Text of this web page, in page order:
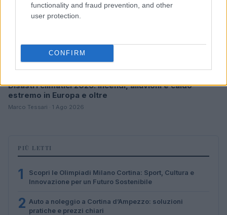
functionality and fraud prevention, and other
user protection.
CONFIRM
Disastri climatici 2026: incendi, alluvioni e caldo
estremo in Europa e oltre
Marco Tessari · 1 Ago 2026
PIÙ LETTI
1
Scopri le Olimpiadi Milano Cortina: Sport, Cultura e
Innovazione per un Futuro Sostenibile
2 Auto a noleggio a Cortina d’Ampezzo: soluzioni
pratiche e prezzi chiari